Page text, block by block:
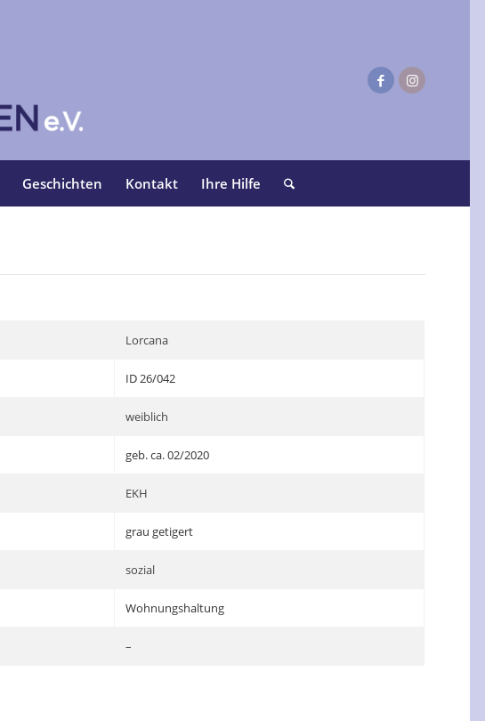
Geschichten Kontakt Ihre Hilfe
Lorcana
ID 26/042
weiblich
geb. ca. 02/2020
EKH
grau getigert
sozial
Wohnungshaltung
–